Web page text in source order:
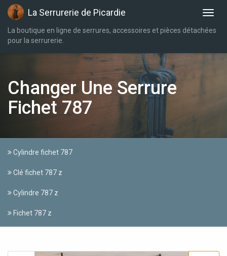
La Serrurerie de Picardie
La boutique en ligne de serrures, accessoires et pièces détachées
pour la serrurerie.
Changer Une Serrure
Fichet 787
Cylindre fichet 787
Clé fichet 787 z
Cylindre 787 z
Fichet 787 z